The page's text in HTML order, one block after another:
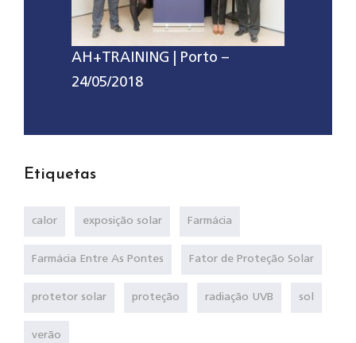
AH+TRAINING | Porto –
24/05/2018
Etiquetas
calor exposição solar Farmácia
Farmácia Entre As Pontes Fator de Proteção Solar
protetor solar proteção radiação UVB sol
verão